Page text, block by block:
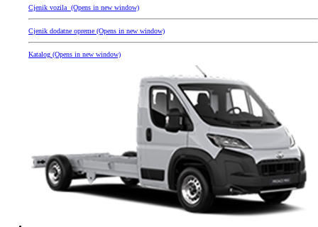
Cjenik vozila (Opens in new window)
Cjenik dodatne opreme (Opens in new window)
Katalog (Opens in new window)